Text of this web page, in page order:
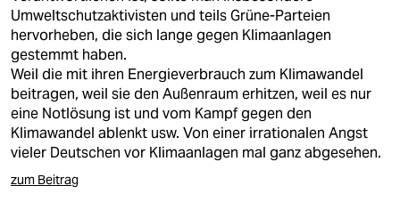
Umweltschutzaktivisten und teils Grüne-Parteien
hervorheben, die sich lange gegen Klimaanlagen
gestemmt haben.
Weil die mit ihren Energieverbrauch zum Klimawandel
beitragen, weil sie den Außenraum erhitzen, weil es nur
eine Notlösung ist und vom Kampf gegen den
Klimawandel ablenkt usw. Von einer irrationalen Angst
vieler Deutschen vor Klimaanlagen mal ganz abgesehen.
zum Beitrag